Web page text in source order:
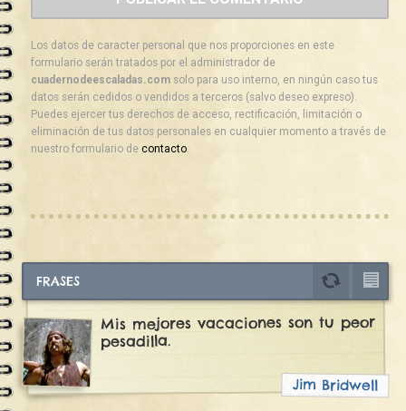
Los datos de caracter personal que nos proporciones en este
formulario serán tratados por el administrador de
cuadernodeescaladas.com solo para uso interno, en ningún caso tus
datos serán cedidos o vendidos a terceros (salvo deseo expreso).
Puedes ejercer tus derechos de acceso, rectificación, limitación o
eliminación de tus datos personales en cualquier momento a través de
nuestro formulario decontacto.
FRASES
Mis mejores vacaciones son tu peor
pesadilla.
Jim Bridwell